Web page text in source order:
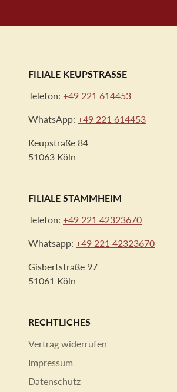
FILIALE KEUPSTRASSE
Telefon: +49 221 614453
WhatsApp: +49 221 614453
Keupstraße 84
51063 Köln
FILIALE STAMMHEIM
Telefon: +49 221 42323670
Whatsapp: +49 221 42323670
Gisbertstraße 97
51061 Köln
RECHTLICHES
Vertrag widerrufen
Impressum
Datenschutz